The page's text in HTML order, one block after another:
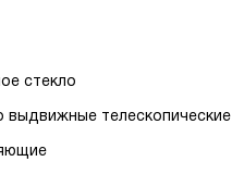
стекло
выдвижные телескопические